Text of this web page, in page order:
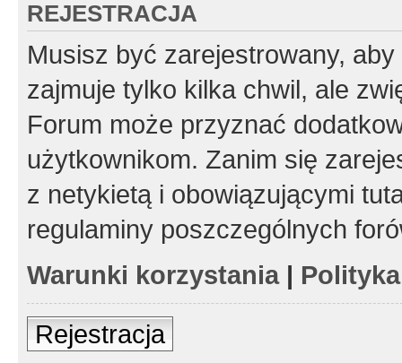
REJESTRACJA
Musisz być zarejestrowany,
zajmuje tylko kilka chwil, ale
Forum może przyznać
użytkownikom. Zanim się
z netykietą i obowiązującymi
regulaminy poszczególnych
Warunki korzystania|
Rejestracja